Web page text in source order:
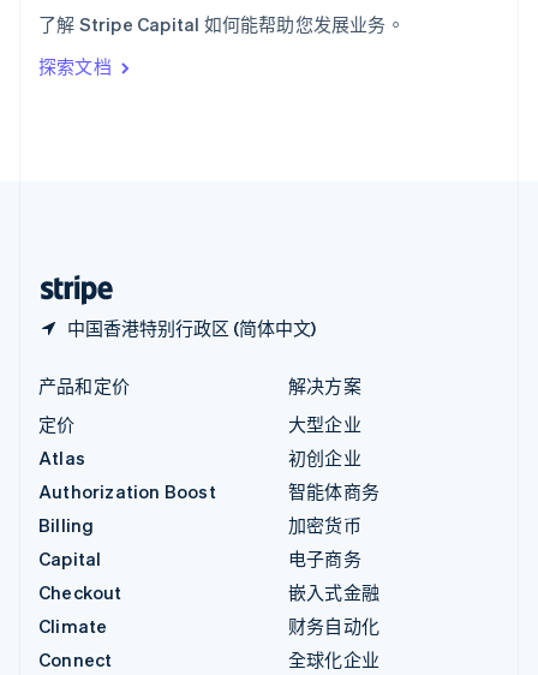
了解 Stripe Capital 如何能帮助您发展业务。
探索文档
中国香港特别行政区 (简体中文)
ItalianoEnglish
印度
English
产品和定价
定价
Atlas
Authorization Boost
Billing
Capital
Checkout
Climate
Connect
解决方案
大型企业
初创企业
智能体商务
加密货币
电子商务
嵌入式金融
财务自动化
全球化企业